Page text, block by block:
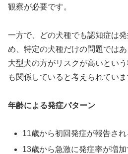
観察が必要です。
一方で、どの犬種でも認知症は
め、特定の犬種だけの問題では
大型犬の方がリスクが高いとい
も関係していると考えられていま
年齢による発症パターン
11歳から初回発症が報告され
13歳から急激に発症率が増加